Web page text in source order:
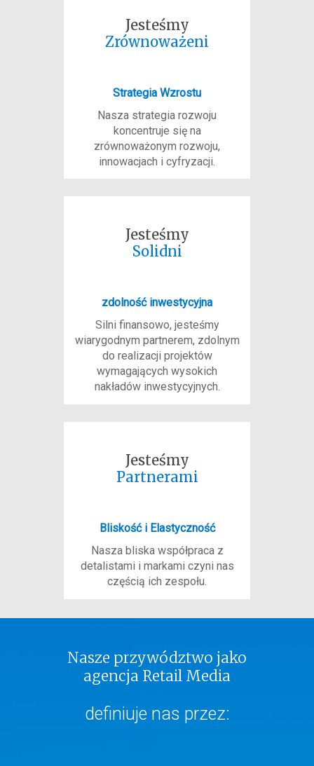
Jesteśmy
Zrównoważeni
Strategia Wzrostu
Nasza strategia rozwoju
koncentruje się na
zrównoważonym rozwoju,
innowacjach i cyfryzacji.
Jesteśmy
Solidni
zdolność inwestycyjna
Silni finansowo, jesteśmy
wiarygodnym partnerem, zdolnym
do realizacji projektów
wymagających wysokich
nakładów inwestycyjnych.
Jesteśmy
Partnerami
Bliskość i Elastyczność
Nasza bliska współpraca z
detalistami i markami czyni nas
częścią ich zespołu.
Nasze przywództwo jako
agencja Retail Media
definiuje nas przez: